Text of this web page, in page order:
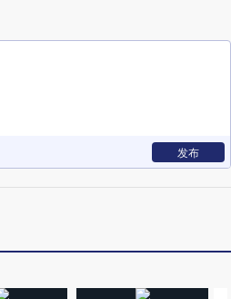
发布